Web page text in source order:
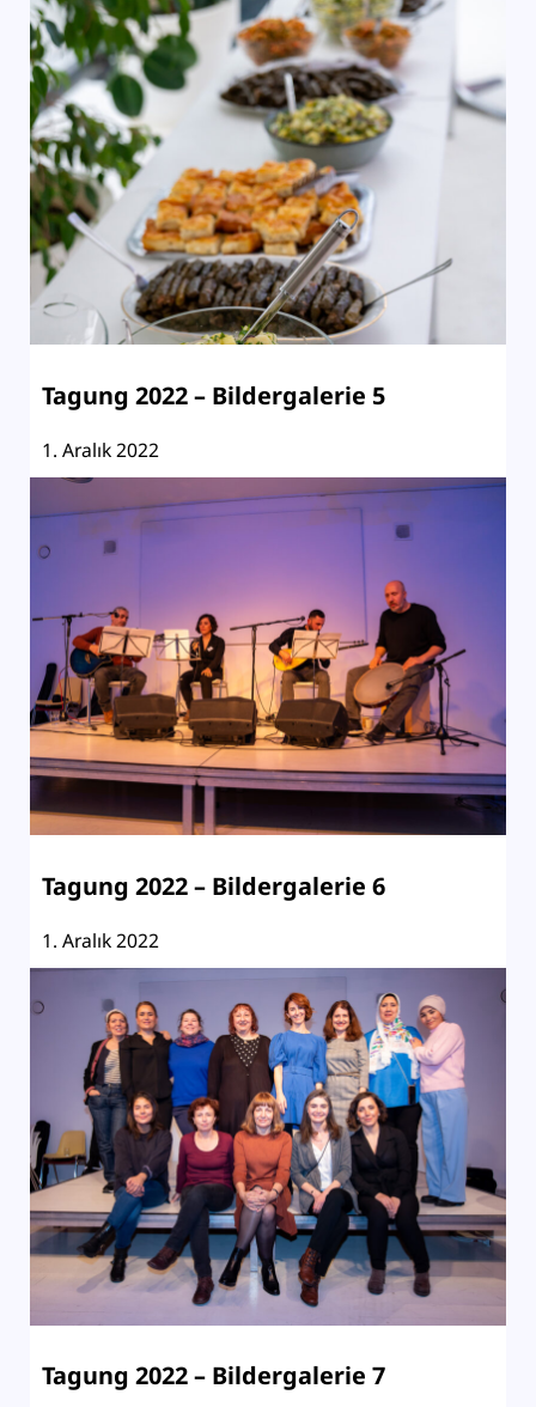
Tagung 2022 – Bildergalerie 5
1. Aralık 2022
Tagung 2022 – Bildergalerie 6
1. Aralık 2022
Tagung 2022 – Bildergalerie 7